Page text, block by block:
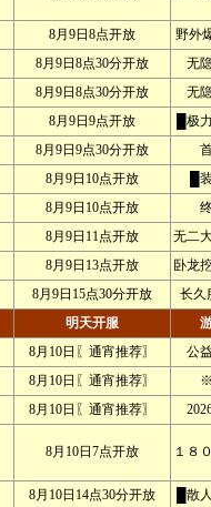
8月9日8点开放
野外
8月9日8点30分开放
无
8月9日8点30分开放
无
8月9日9点开放
█极
8月9日9点30分开放
8月9日10点开放
█
8月9日10点开放
8月9日11点开放
无二
8月9日13点开放
卧龙
8月9日15点30分开放
长久
明天开服
8月10日〖通宵推荐〗
公
8月10日〖通宵推荐〗
8月10日〖通宵推荐〗
8月10日7点开放 １８
8月10日14点30分开放 █散